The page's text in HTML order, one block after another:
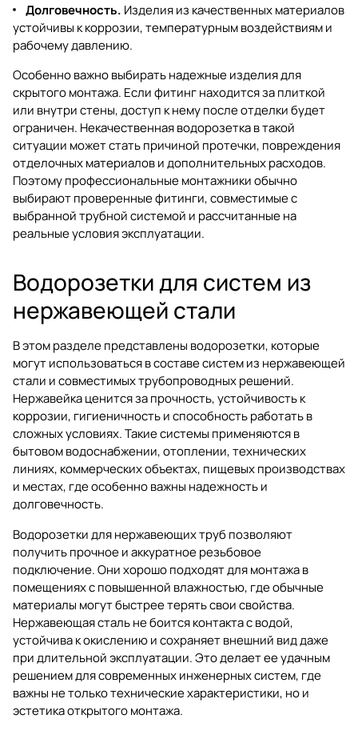
Долговечность. Изделия из качественных материалов
устойчивы к коррозии, температурным воздействиям и
рабочему давлению.
Особенно важно выбирать надежные изделия для
скрытого монтажа. Если фитинг находится за плиткой
или внутри стены, доступ к нему после отделки будет
ограничен. Некачественная водорозетка в такой
ситуации может стать причиной протечки, повреждения
отделочных материалов и дополнительных расходов.
Поэтому профессиональные монтажники обычно
выбирают проверенные фитинги, совместимые с
выбранной трубной системой и рассчитанные на
реальные условия эксплуатации.
Водорозетки для систем из
нержавеющей стали
В этом разделе представлены водорозетки, которые
могут использоваться в составе систем из нержавеющей
стали и совместимых трубопроводных решений.
Нержавейка ценится за прочность, устойчивость к
коррозии, гигиеничность и способность работать в
сложных условиях. Такие системы применяются в
бытовом водоснабжении, отоплении, технических
линиях, коммерческих объектах, пищевых производствах
и местах, где особенно важны надежность и
долговечность.
Водорозетки для нержавеющих труб позволяют
получить прочное и аккуратное резьбовое
подключение. Они хорошо подходят для монтажа в
помещениях с повышенной влажностью, где обычные
материалы могут быстрее терять свои свойства.
Нержавеющая сталь не боится контакта с водой,
устойчива к окислению и сохраняет внешний вид даже
при длительной эксплуатации. Это делает ее удачным
решением для современных инженерных систем, где
важны не только технические характеристики, но и
эстетика открытого монтажа.